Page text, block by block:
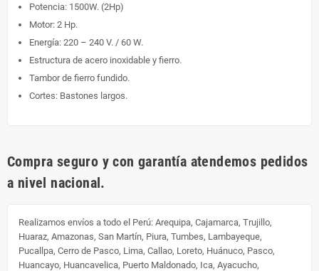
Potencia: 1500W. (2Hp)
Motor: 2 Hp.
Energía: 220 – 240 V. / 60 W.
Estructura de acero inoxidable y fierro.
Tambor de fierro fundido.
Cortes: Bastones largos.
Compra seguro y con garantía atendemos pedidos
a nivel nacional.
Realizamos envíos a todo el Perú: Arequipa, Cajamarca, Trujillo,
Huaraz, Amazonas, San Martín, Piura, Tumbes, Lambayeque,
Pucallpa, Cerro de Pasco, Lima, Callao, Loreto, Huánuco, Pasco,
Huancayo, Huancavelica, Puerto Maldonado, Ica, Ayacucho,